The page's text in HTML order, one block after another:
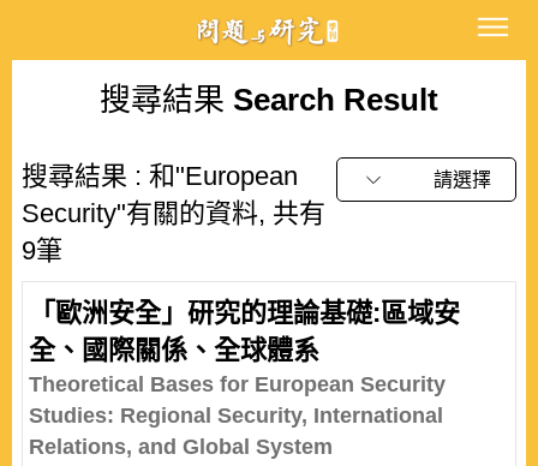
搜尋結果 Search Result
搜尋結果 : 和"European
Security"有關的資料, 共有
9筆
請選擇
「歐洲安全」研究的理論基礎:區域安
全、國際關係、全球體系
Theoretical Bases for European Security
Studies: Regional Security, International
Relations, and Global System